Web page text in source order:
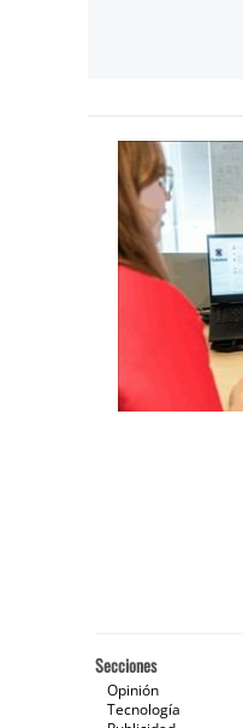
Secciones
Opinión
Tecnología